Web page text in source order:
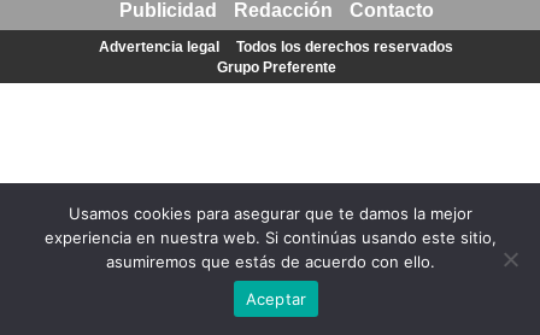
Usamos cookies para asegurar que te damos la mejor
experiencia en nuestra web. Si continúas usando este sitio,
asumiremos que estás de acuerdo con ello.
Aceptar
Publicidad Redacción Contacto
Advertencia legal
Todos los derechos reservados
Grupo Preferente